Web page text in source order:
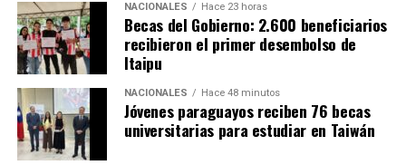
NACIONALES Hace 23 horas
Becas del Gobierno: 2.600 beneficiarios
recibieron el primer desembolso de
Itaipu
NACIONALES Hace 48 minutos
Jóvenes paraguayos reciben 76 becas
universitarias para estudiar en Taiwán